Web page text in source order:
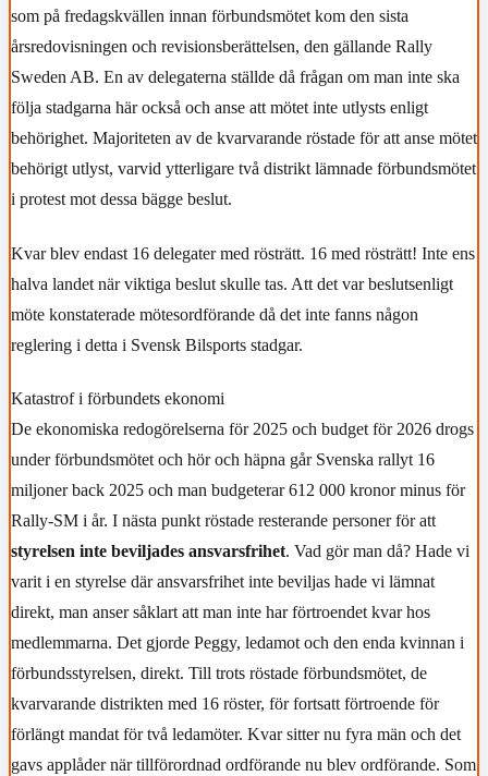
som på fredagskvällen innan förbundsmötet kom den sista
årsredovisningen och revisionsberättelsen, den gällande Rally
Sweden AB. En av delegaterna ställde då frågan om man inte ska
följa stadgarna här också och anse att mötet inte utlysts enligt
behörighet. Majoriteten av de kvarvarande röstade för att anse mötet
behörigt utlyst, varvid ytterligare två distrikt lämnade förbundsmötet
i protest mot dessa bägge beslut.
Kvar blev endast 16 delegater med rösträtt. 16 med rösträtt! Inte ens
halva landet när viktiga beslut skulle tas. Att det var beslutsenligt
möte konstaterade mötesordförande då det inte fanns någon
reglering i detta i Svensk Bilsports stadgar.
Katastrof i förbundets ekonomi
De ekonomiska redogörelserna för 2025 och budget för 2026 drogs
under förbundsmötet och hör och häpna går Svenska rallyt 16
miljoner back 2025 och man budgeterar 612 000 kronor minus för
Rally-SM i år. I nästa punkt röstade resterande personer för att
styrelsen inte beviljades ansvarsfrihet. Vad gör man då? Hade vi
varit i en styrelse där ansvarsfrihet inte beviljas hade vi lämnat
direkt, man anser såklart att man inte har förtroendet kvar hos
medlemmarna. Det gjorde Peggy, ledamot och den enda kvinnan i
förbundsstyrelsen, direkt. Till trots röstade förbundsmötet, de
kvarvarande distrikten med 16 röster, för fortsatt förtroende för
förlängt mandat för två ledamöter. Kvar sitter nu fyra män och det
gavs applåder när tillförordnad ordförande nu blev ordförande. Som